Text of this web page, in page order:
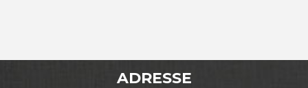
ADRESSE